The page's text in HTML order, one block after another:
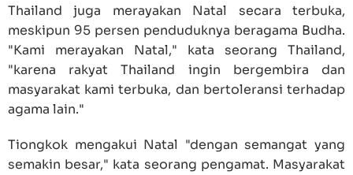
Thailand juga merayakan Natal secara terbuka,
meskipun 95 persen penduduknya beragama Budha.
"Kami merayakan Natal," kata seorang Thailand,
"karena rakyat Thailand ingin bergembira dan
masyarakat kami terbuka, dan bertoleransi terhadap
agama lain."
Tiongkok mengakui Natal "dengan semangat yang
semakin besar," kata seorang pengamat. Masyarakat